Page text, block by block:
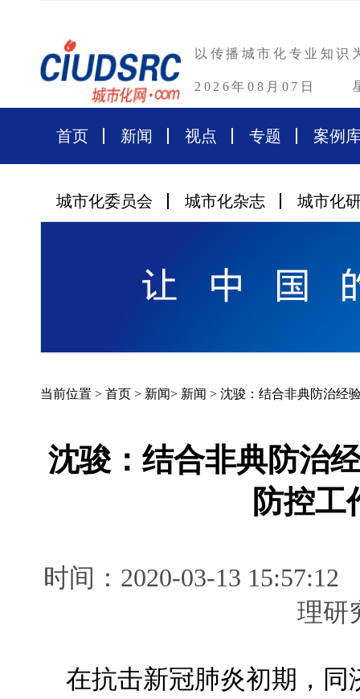
以传播城市化专业知识
2026年08月07日
首页 新闻 视点 专题 案例
城市化委员会 城市化杂志 城市化
当前位置 > 首页 > 新闻> 新闻 > 沈骏：结合非典防治经
沈骏：结合非典防治
防控工
时间：2020-03-13
理
在抗击新冠肺炎初期，同